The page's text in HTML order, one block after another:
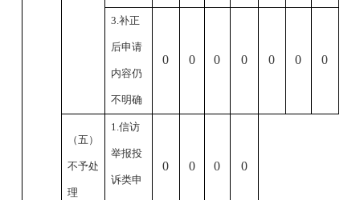
3.补正
后申请
内容仍
不明确
0 0 0 0 0 0 0
（五）
不予处
理
1.信访
举报投
诉类申
0 0 0 0